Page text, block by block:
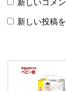
新しいコメ
新しい投稿